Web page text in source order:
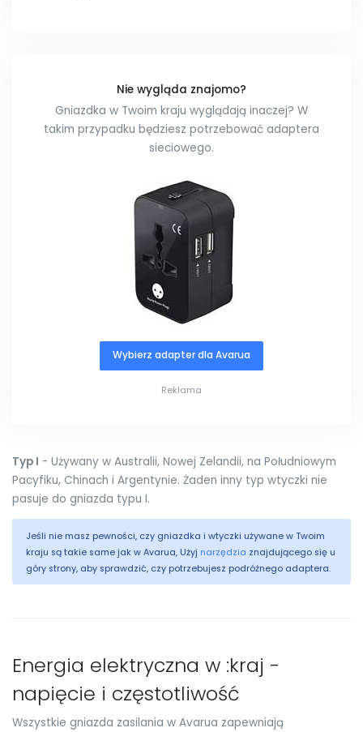
Nie wygląda znajomo?
Gniazdka w Twoim kraju wyglądają inaczej? W
takim przypadku będziesz potrzebować adaptera
sieciowego.
Wybierz adapter dla Avarua
Reklama
Typ I - Używany w Australii, Nowej Zelandii, na Południowym
Pacyfiku, Chinach i Argentynie. Żaden inny typ wtyczki nie
pasuje do gniazda typu I.
Jeśli nie masz pewności, czy gniazdka i wtyczki używane w Twoim
kraju są takie same jak w Avarua, Użyj narzędzia znajdującego się u
góry strony, aby sprawdzić, czy potrzebujesz podróżnego adaptera.
Energia elektryczna w :kraj -
napięcie i częstotliwość
Wszystkie gniazda zasilania w Avarua zapewniają